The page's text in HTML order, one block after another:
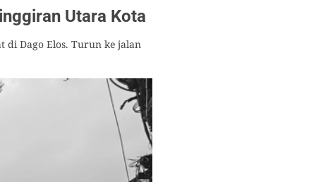
Utara Kota
di Dago Elos. Turun ke jalan